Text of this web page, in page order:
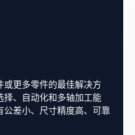
和承受重载、高温和恶劣
更多零件的最佳解决方
择、自动化和多轴加工能
公差小、尺寸精度高、可靠